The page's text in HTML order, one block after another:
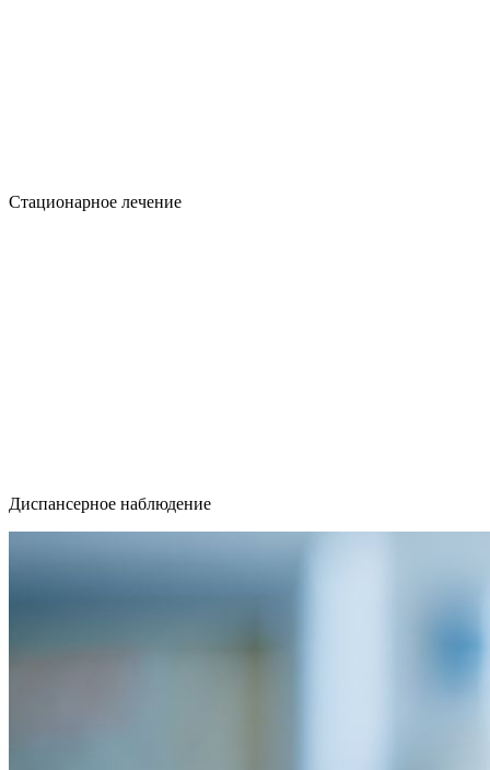
Стационарное лечение
Диспансерное наблюдение